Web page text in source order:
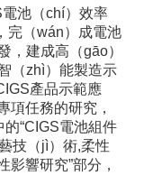
池（chí）效率
完（wán）成電池
，建成高（gāo）
（zhì）能製造示
產品示範應
項任務的研究，
“CIGS電池組件
技（jì）術,柔性
響研究”部分，